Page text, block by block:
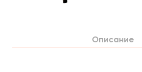
Описание